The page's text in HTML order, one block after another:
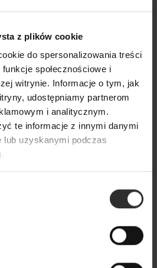
z plików cookie
do spersonalizowania treści
społecznościowe i
witrynie. Informacje o tym, jak
udostępniamy partnerom
i analitycznym.
te informacje z innymi danymi
lub uzyskanymi podczas
bluzka w
& Slim Black
399,00 zł
produkty
i charakterem